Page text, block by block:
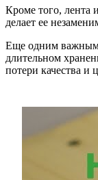
Кроме того, лента
делает ее
Еще одним важным
длительном
потери качества и